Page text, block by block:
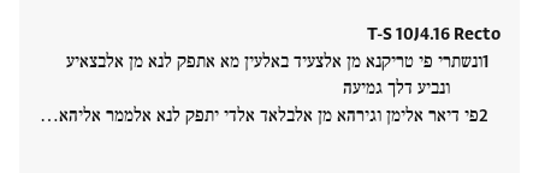
T-S 10J4.16 Recto
ונשתרי פי טריקנא מן אלצעיד באלעין מא אתפק לנא מן אלבצאיע
ונביע דלך גמיעה
פי דיאר אלימן וגירהא מן אלבלאד אלדי יתפק לנא אלממר אליהא‮…